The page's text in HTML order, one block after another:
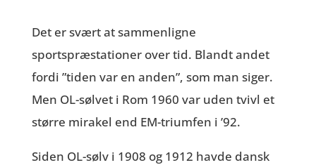
Det er svært at sammenligne
sportspræstationer over tid. Blandt andet
fordi ”tiden var en anden”, som man siger.
Men OL-sølvet i Rom 1960 var uden tvivl et
større mirakel end EM-triumfen i ’92.
Siden OL-sølv i 1908 og 1912 havde dansk